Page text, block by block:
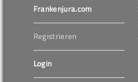
Frankenjura.com
Registrieren
Login